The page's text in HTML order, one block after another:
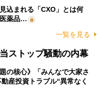
込まれる「CXO」とは何
薬品…
一覧を見る
ストップ騒動の内幕
の核心》「みんなで大家さ
産投資トラブル“異常なく